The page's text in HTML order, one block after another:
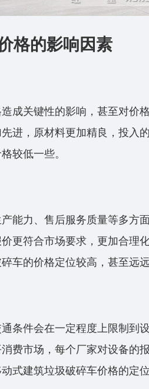
格的影响因素
成关键性的影响，甚至对价
进，原材料更加精良，投入
较低一些。
能力、售后服务质量等多方
更符合市场要求，更加合理
车的价格定位较高，甚至远
条件会在一定程度上限制到
费市场，每个厂家对设备的
式建筑垃圾破碎车价格的定位